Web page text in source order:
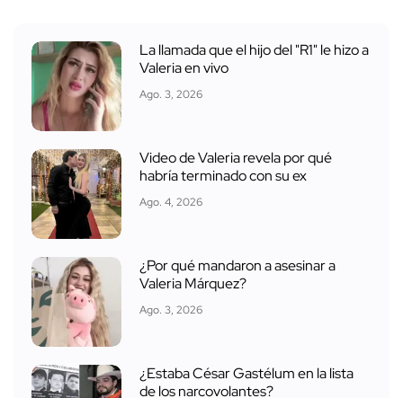
La llamada que el hijo del "R1" le hizo a
Valeria en vivo
Ago. 3, 2026
Video de Valeria revela por qué
habría terminado con su ex
Ago. 4, 2026
¿Por qué mandaron a asesinar a
Valeria Márquez?
Ago. 3, 2026
¿Estaba César Gastélum en la lista
de los narcovolantes?